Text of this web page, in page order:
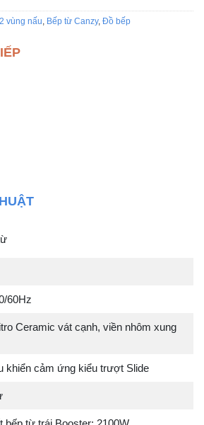
vùng nấu, Bếp từ Canzy, Đồ bếp
60Hz
Ceramic vát cạnh, viền nhôm xung
khiển cảm ứng kiểu trượt Slide